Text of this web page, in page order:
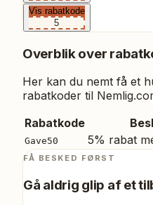
Vis rabatkode
5
Overblik over
Her kan du nemt få et
rabatkoder til
Rabatkode
Gave50 5% rabat
FÅ BESKED FØRST
Gå aldrig glip af et